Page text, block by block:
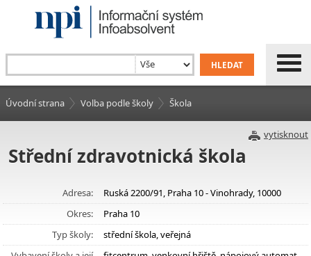
Úvodní strana Volba podle školy Škola
vytisknout
Střední zdravotnická škola
Adresa:
Ruská 2200/91, Praha 10 - Vinohrady, 10000
Okres:
Praha 10
Typ školy:
střední škola, veřejná